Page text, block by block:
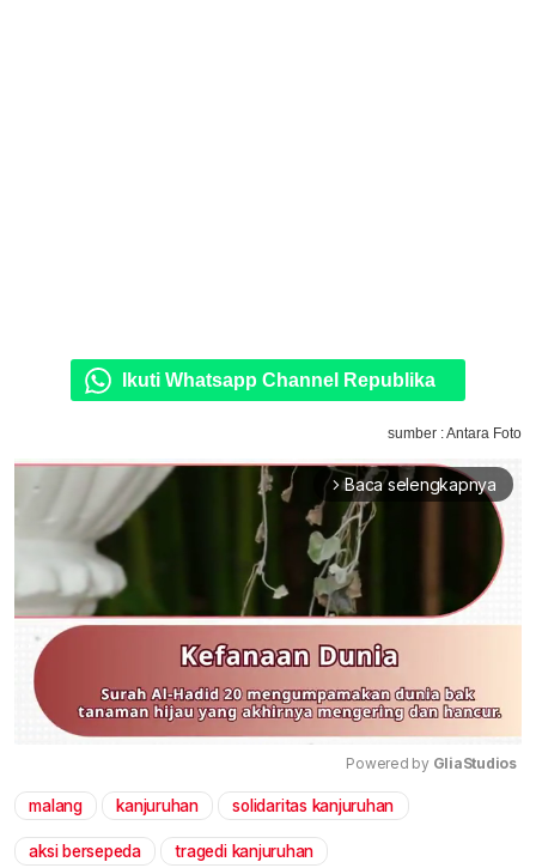
Ikuti Whatsapp Channel Republika
sumber : Antara Foto
arrow_forward_ios Baca selengkapnya
Powered by GliaStudios
malang kanjuruhan solidaritas kanjuruhan
aksi bersepeda tragedi kanjuruhan